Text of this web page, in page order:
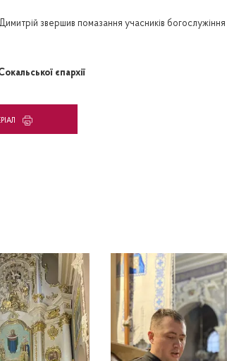
звершив помазання учасників
єпархії